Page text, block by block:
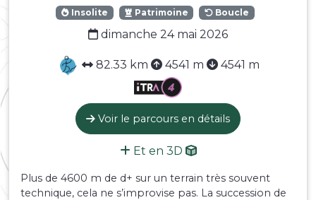
Insolite Patrimoine Boucle
dimanche 24 mai 2026
82.33 km 4541 m 4541 m
Voir le parcours en détails
Et en 3D
Plus de 4600 m de d+ sur un terrain très souvent
technique, cela ne s’improvise pas. La succession de